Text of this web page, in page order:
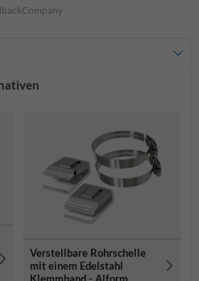
Verstellbare Rohrschelle
mit einem Edelstahl